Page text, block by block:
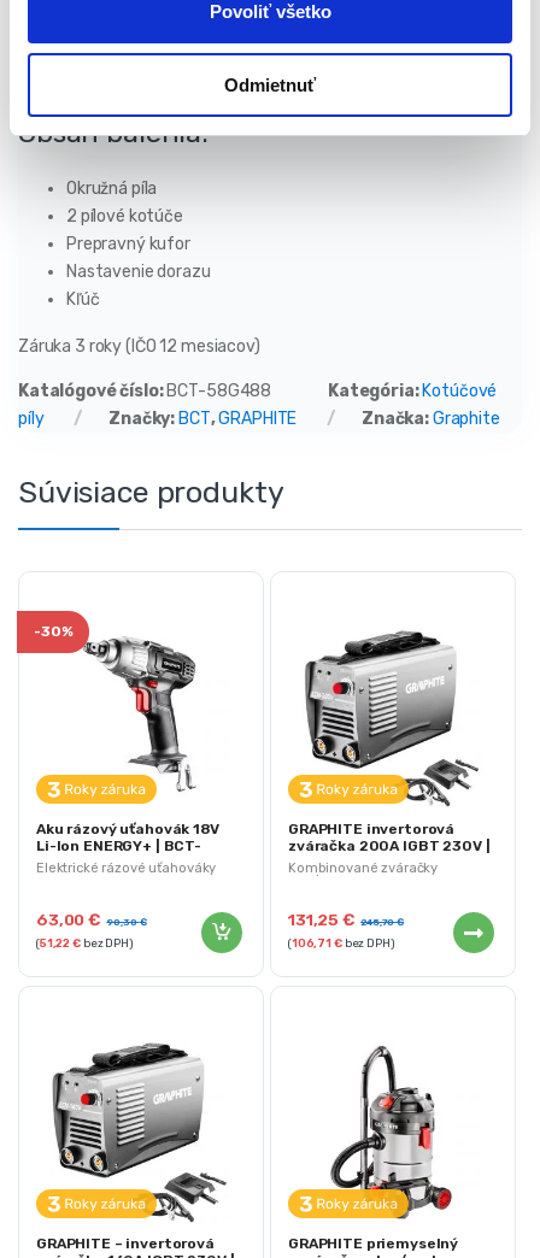
Povoliť všetko
Odmietnuť
Napájacie napätie 230V ~ 50Hz
Obsah balenia:
Okružná píla
2 pílové kotúče
Prepravný kufor
Nastavenie dorazu
Kľúč
Záruka 3 roky (IČO 12 mesiacov)
Katalógové číslo: BCT-58G488 Kategória: Kotúčové
píly
Značky: BCT,GRAPHITE Značka:Graphite
Súvisiace produkty
Elektrické rázové uťahováky
-30%
Aku rázový uťahovák 18V
Li-Ion ENERGY+ | BCT-
58G018
63,00€ 90,30€
(51,22€bez DPH)
Kombinované zváračky
MIG/MAG, TIG a MMA
GRAPHITE invertorová
zváračka 200A IGBT 230V |
56H813
131,25€ 245,70€
(106,71€bez DPH)
GRAPHITE – invertorová
GRAPHITE priemyselný